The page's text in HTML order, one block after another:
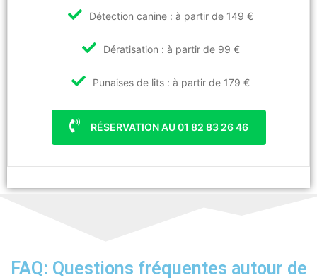
Détection canine : à partir de 149 €
Dératisation : à partir de 99 €
Punaises de lits : à partir de 179 €
RÉSERVATION AU 01 82 83 26 46
FAQ: Questions fréquentes autour de